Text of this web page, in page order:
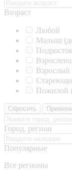
Возраст
Любой
Малыш
Взрослый
Пожилой
Сбросить
Город, регион
Популярные
Все регионы